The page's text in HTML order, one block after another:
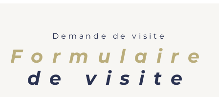
Demande de visite
Formulaire
de visite